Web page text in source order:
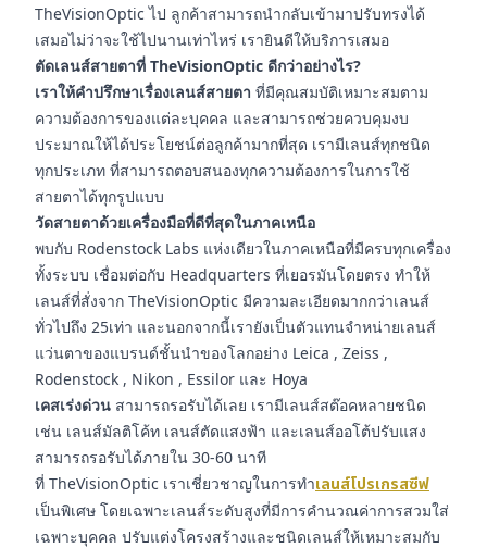
TheVisionOptic ไป ลูกค้าสามารถนำกลับเข้ามาปรับทรงได้
เสมอไม่ว่าจะใช้ไปนานเท่าไหร่ เรายินดีให้บริการเสมอ
ตัดเลนส์สายตาที่ TheVisionOptic ดีกว่าอย่างไร?
เราให้คำปรึกษาเรื่องเลนส์สายตา ที่มีคุณสมบัติเหมาะสมตาม
ความต้องการของแต่ละบุคคล และสามารถช่วยควบคุมงบ
ประมาณให้ได้ประโยชน์ต่อลูกค้ามากที่สุด เรามีเลนส์ทุกชนิด
ทุกประเภท ที่สามารถตอบสนองทุกความต้องการในการใช้
สายตาได้ทุกรูปแบบ
วัดสายตาด้วยเครื่องมือที่ดีที่สุดในภาคเหนือ
พบกับ Rodenstock Labs แห่งเดียวในภาคเหนือที่มีครบทุกเครื่อง
ทั้งระบบ เชื่อมต่อกับ Headquarters ที่เยอรมันโดยตรง ทำให้
เลนส์ที่สั่งจาก TheVisionOptic มีความละเอียดมากกว่าเลนส์
ทั่วไปถึง 25เท่า และนอกจากนี้เรายังเป็นตัวแทนจำหน่ายเลนส์
แว่นตาของแบรนด์ชั้นนำของโลกอย่าง Leica , Zeiss ,
Rodenstock , Nikon , Essilor และ Hoya
เคสเร่งด่วน สามารถรอรับได้เลย เรามีเลนส์สต๊อคหลายชนิด
เช่น เลนส์มัลติโค้ท เลนส์ตัดแสงฟ้า และเลนส์ออโต้ปรับแสง
สามารถรอรับได้ภายใน 30-60 นาที
ที่ TheVisionOptic เราเชี่ยวชาญในการทำเลนส์โปรเกรสซีฟ
เป็นพิเศษ โดยเฉพาะเลนส์ระดับสูงที่มีการคำนวณค่าการสวมใส่
เฉพาะบุคคล ปรับแต่งโครงสร้างและชนิดเลนส์ให้เหมาะสมกับ